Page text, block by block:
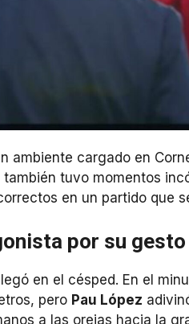
ambiente cargado en
tuvo momentos
en un partido que
por su gesto
en el césped. En el
pero Pau López
a las orejas hacia la